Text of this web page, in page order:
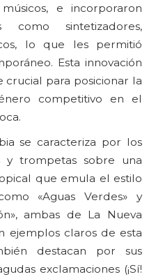
e incorporaron
como sintetizadores,
lo que les permitió
Esta innovación
crucial para posicionar la
competitivo en el
se caracteriza por los
y trompetas sobre una
que emula el estilo
«Aguas Verdes» y
ambas de La Nueva
ejemplos claros de esta
destacan por sus
exclamaciones (¡Sí!